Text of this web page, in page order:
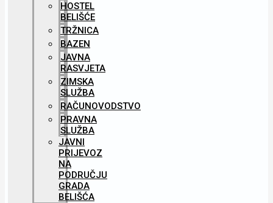
HOSTEL
BELIŠĆE
TRŽNICA
BAZEN
JAVNA
RASVJETA
ZIMSKA
SLUŽBA
RAČUNOVODSTVO
PRAVNA
SLUŽBA
JAVNI
PRIJEVOZ
NA
PODRUČJU
GRADA
BELIŠĆA